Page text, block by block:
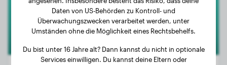
Daten von US-Behörden zu Kontroll- und
Überwachungszwecken verarbeitet werden, unter
Umständen ohne die Möglichkeit eines Rechtsbehelfs.
Du bist unter 16 Jahre alt? Dann kannst du nicht in optionale
Services einwilligen. Du kannst deine Eltern oder